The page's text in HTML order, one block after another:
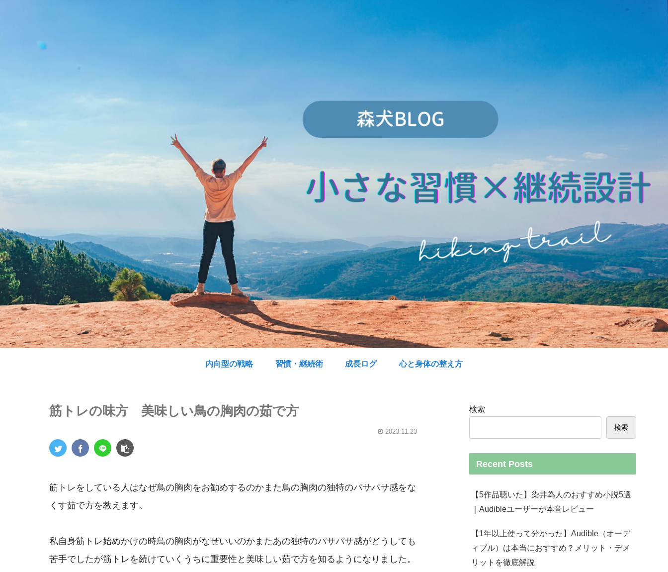
内向型の戦略 習慣・継続術 成長ログ 心と身体の整え方
筋トレの味方 美味しい鳥の胸肉の茹で方
2023.11.23
筋トレをしている人はなぜ鳥の胸肉をお勧めするのかまた鳥の胸肉の独特のパサパサ感をな
くす茹で方を教えます。
私自身筋トレ始めかけの時鳥の胸肉がなぜいいのかまたあの独特のパサパサ感がどうしても
苦手でしたが筋トレを続けていくうちに重要性と美味しい茹で方を知るようになりました。
検索
検索
Recent Posts
【5作品聴いた】染井為人のおすすめ小説5選
｜Audibleユーザーが本音レビュー
【1年以上使って分かった】Audible（オーデ
ィブル）は本当におすすめ？メリット・デメ
リットを徹底解説